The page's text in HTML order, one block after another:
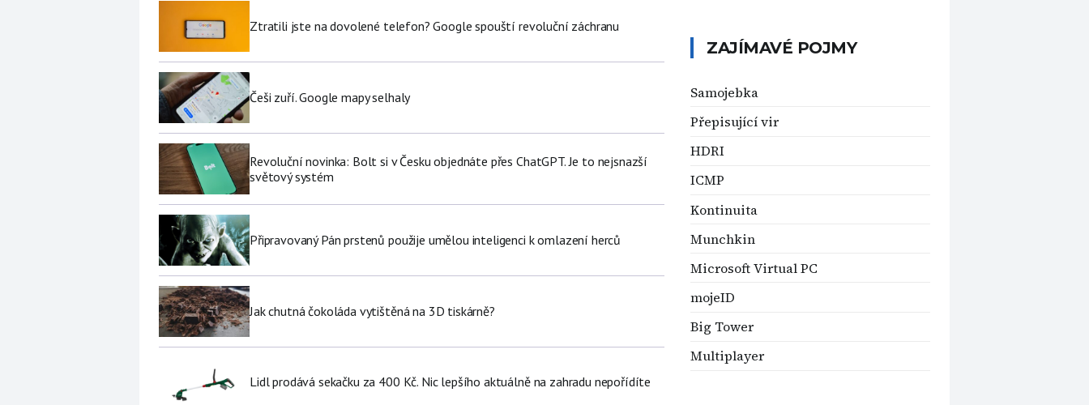
Ztratili jste na dovolené telefon? Google spouští revoluční záchranu
Češi zuří. Google mapy selhaly
Revoluční novinka: Bolt si v Česku objednáte přes ChatGPT. Je to nejsnazší
světový systém
Připravovaný Pán prstenů použije umělou inteligenci k omlazení herců
Jak chutná čokoláda vytištěná na 3D tiskárně?
Lidl prodává sekačku za 400 Kč. Nic lepšího aktuálně na zahradu nepořídíte
ZAJÍMAVÉ POJMY
Samojebka
Přepisující vir
HDRI
ICMP
Kontinuita
Munchkin
Microsoft Virtual PC
mojeID
Big Tower
Multiplayer